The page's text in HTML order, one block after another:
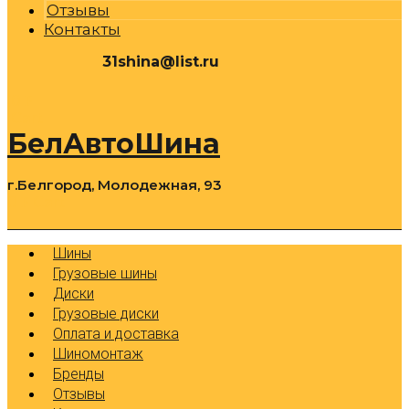
Отзывы
Контакты
31shina@list.ru
БелАвтоШина
г.Белгород, Молодежная, 93
Шины
Грузовые шины
Диски
Грузовые диски
Оплата и доставка
Шиномонтаж
Бренды
Отзывы